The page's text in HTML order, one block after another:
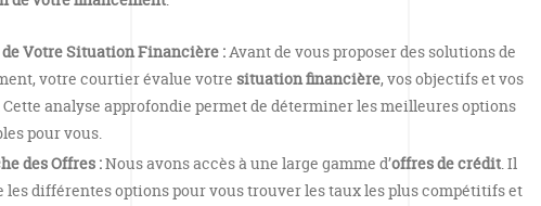
Votre Situation Financière :Avant de vous proposer des solutions de
votre courtier évalue votre situation financière, vos objectifs et vos
Cette analyse approfondie permet de déterminer les meilleures options
pour vous.
des Offres :Nous avons accès à une large gamme d’offres de crédit. Il
les différentes options pour vous trouver les taux les plus compétitifs et